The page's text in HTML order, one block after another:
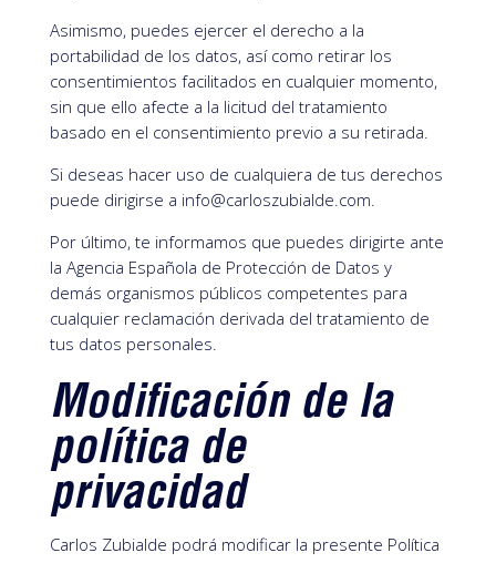
Asimismo, puedes ejercer el derecho a la
portabilidad de los datos, así como retirar los
consentimientos facilitados en cualquier momento,
sin que ello afecte a la licitud del tratamiento
basado en el consentimiento previo a su retirada.
Si deseas hacer uso de cualquiera de tus derechos
puede dirigirse a info@carloszubialde.com.
Por último, te informamos que puedes dirigirte ante
la Agencia Española de Protección de Datos y
demás organismos públicos competentes para
cualquier reclamación derivada del tratamiento de
tus datos personales.
Modificación de la
política de
privacidad
Carlos Zubialde podrá modificar la presente Política